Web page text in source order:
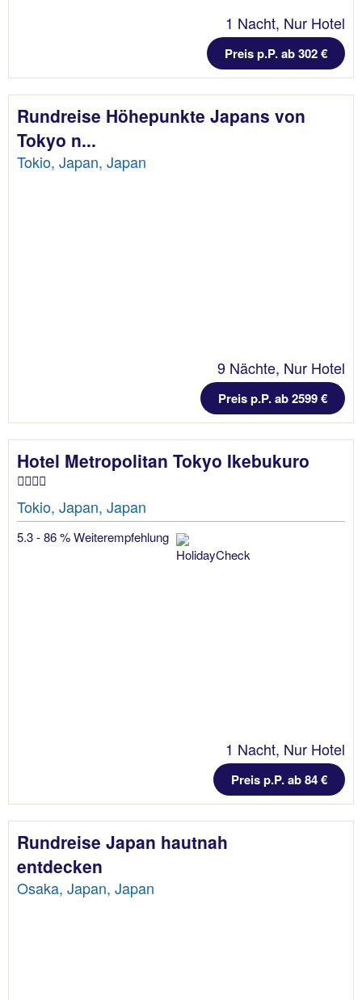
1 Nacht, Nur Hotel
Preis p.P. ab 302 €
Rundreise Höhepunkte Japans von
Tokyo n...
Tokio, Japan, Japan
9 Nächte, Nur Hotel
Preis p.P. ab 2599 €
Hotel Metropolitan Tokyo Ikebukuro
Tokio, Japan, Japan
5.3 - 86 % Weiterempfehlung
1 Nacht, Nur Hotel
Preis p.P. ab 84 €
Rundreise Japan hautnah
entdecken
Osaka, Japan, Japan